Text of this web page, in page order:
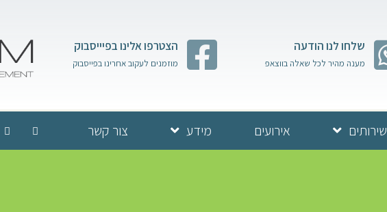
שלחו לנו הודעה
מענה מהיר לכל שאלה בווצאפ
הצטרפו אלינו בפיייסבוק
מוזמנים לעקוב אחרינו בפייסבוק
שירותים אירועים מידע צור קשר